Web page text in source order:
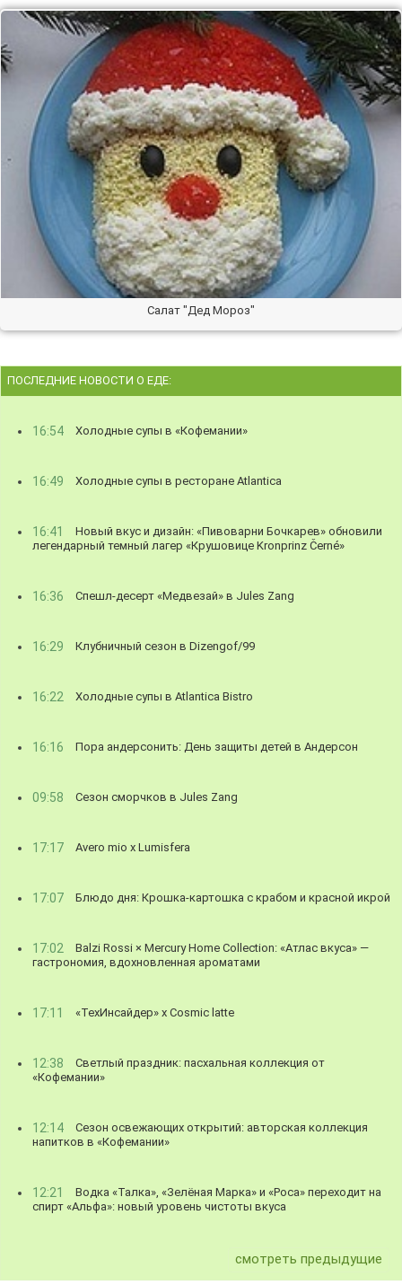
Салат "Дед Мороз"
ПОСЛЕДНИЕ НОВОСТИ О ЕДЕ:
16:54 Холодные супы в «Кофемании»
16:49 Холодные супы в ресторане Atlantica
16:41
Новый вкус и дизайн: «Пивоварни Бочкарев» обновили
легендарный темный лагер «Крушовице Kronprinz Černé»
16:36 Спешл-десерт «Медвезай» в Jules Zang
16:29 Клубничный сезон в Dizengof/99
16:22 Холодные супы в Atlantica Bistro
16:16 Пора андерсонить: День защиты детей в Андерсон
09:58 Сезон сморчков в Jules Zang
17:17 Avero mio x Lumisfera
17:07 Блюдо дня: Крошка-картошка с крабом и красной икрой
17:02
Balzi Rossi × Mercury Home Collection: «Атлас вкуса» —
гастрономия, вдохновленная ароматами
17:11 «ТехИнсайдер» х Cosmic latte
12:38
Светлый праздник: пасхальная коллекция от
«Кофемании»
12:14
Сезон освежающих открытий: авторская коллекция
напитков в «Кофемании»
12:21
Водка «Талка», «Зелёная Марка» и «Роса» переходит на
спирт «Альфа»: новый уровень чистоты вкуса
смотреть предыдущие